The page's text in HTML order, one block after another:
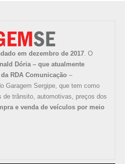
em dezembro de 2017. O
Dória – que atualmente
RDA Comunicação –
Garagem Sergipe, que tem como
de trânsito, automotivas, preços dos
e venda de veículos por meio